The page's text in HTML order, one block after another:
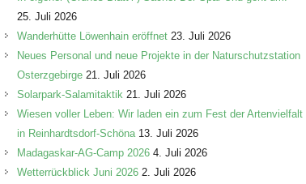
25. Juli 2026
Wanderhütte Löwenhain eröffnet 23. Juli 2026
Neues Personal und neue Projekte in der Naturschutzstation
Osterzgebirge 21. Juli 2026
Solarpark-Salamitaktik 21. Juli 2026
Wiesen voller Leben: Wir laden ein zum Fest der Artenvielfalt
in Reinhardtsdorf-Schöna 13. Juli 2026
Madagaskar-AG-Camp 2026 4. Juli 2026
Wetterrückblick Juni 2026 2. Juli 2026